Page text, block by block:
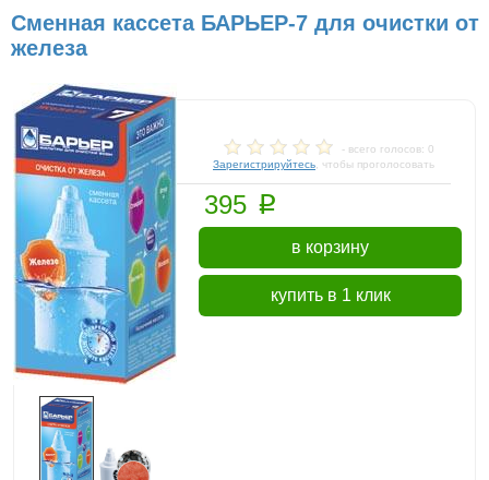
Сменная кассета БАРЬЕР-7 для очистки от
железа
- всего голосов: 0
Зарегистрируйтесь , чтобы проголосовать
395 p
в корзину
купить в 1 клик